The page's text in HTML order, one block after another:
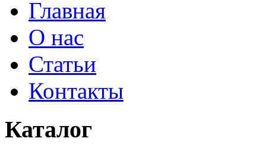
Главная
О нас
Статьи
Контакты
Каталог